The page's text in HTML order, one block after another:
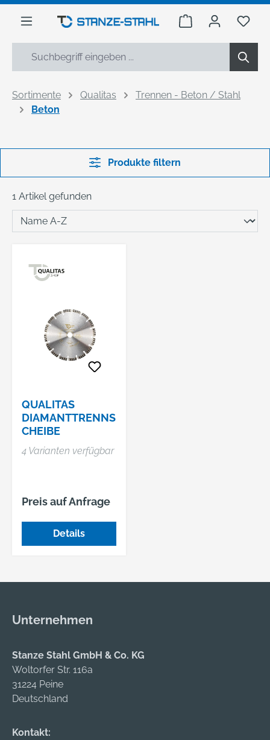
springen
Warenkorb Du
Sortimente Qualitas
Trennen - Beton / Stahl
Beton
Produkte filtern
1 Artikel gefunden
QUALITAS
DIAMANTTRENNS
CHEIBE
4 Varianten verfügbar
Preis auf Anfrage
Details
Unternehmen
Stanze Stahl GmbH & Co. KG
Woltorfer Str. 116a
31224 Peine
Deutschland
Kontakt: